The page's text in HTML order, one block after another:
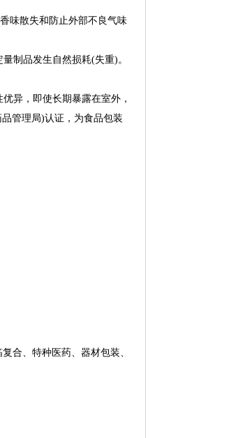
味散失和防止外部不良气味
制品发生自然损耗(失重)。
异，即使长期暴露在室外，
管理局)认证，为食品包装
合、特种医药、器材包装、